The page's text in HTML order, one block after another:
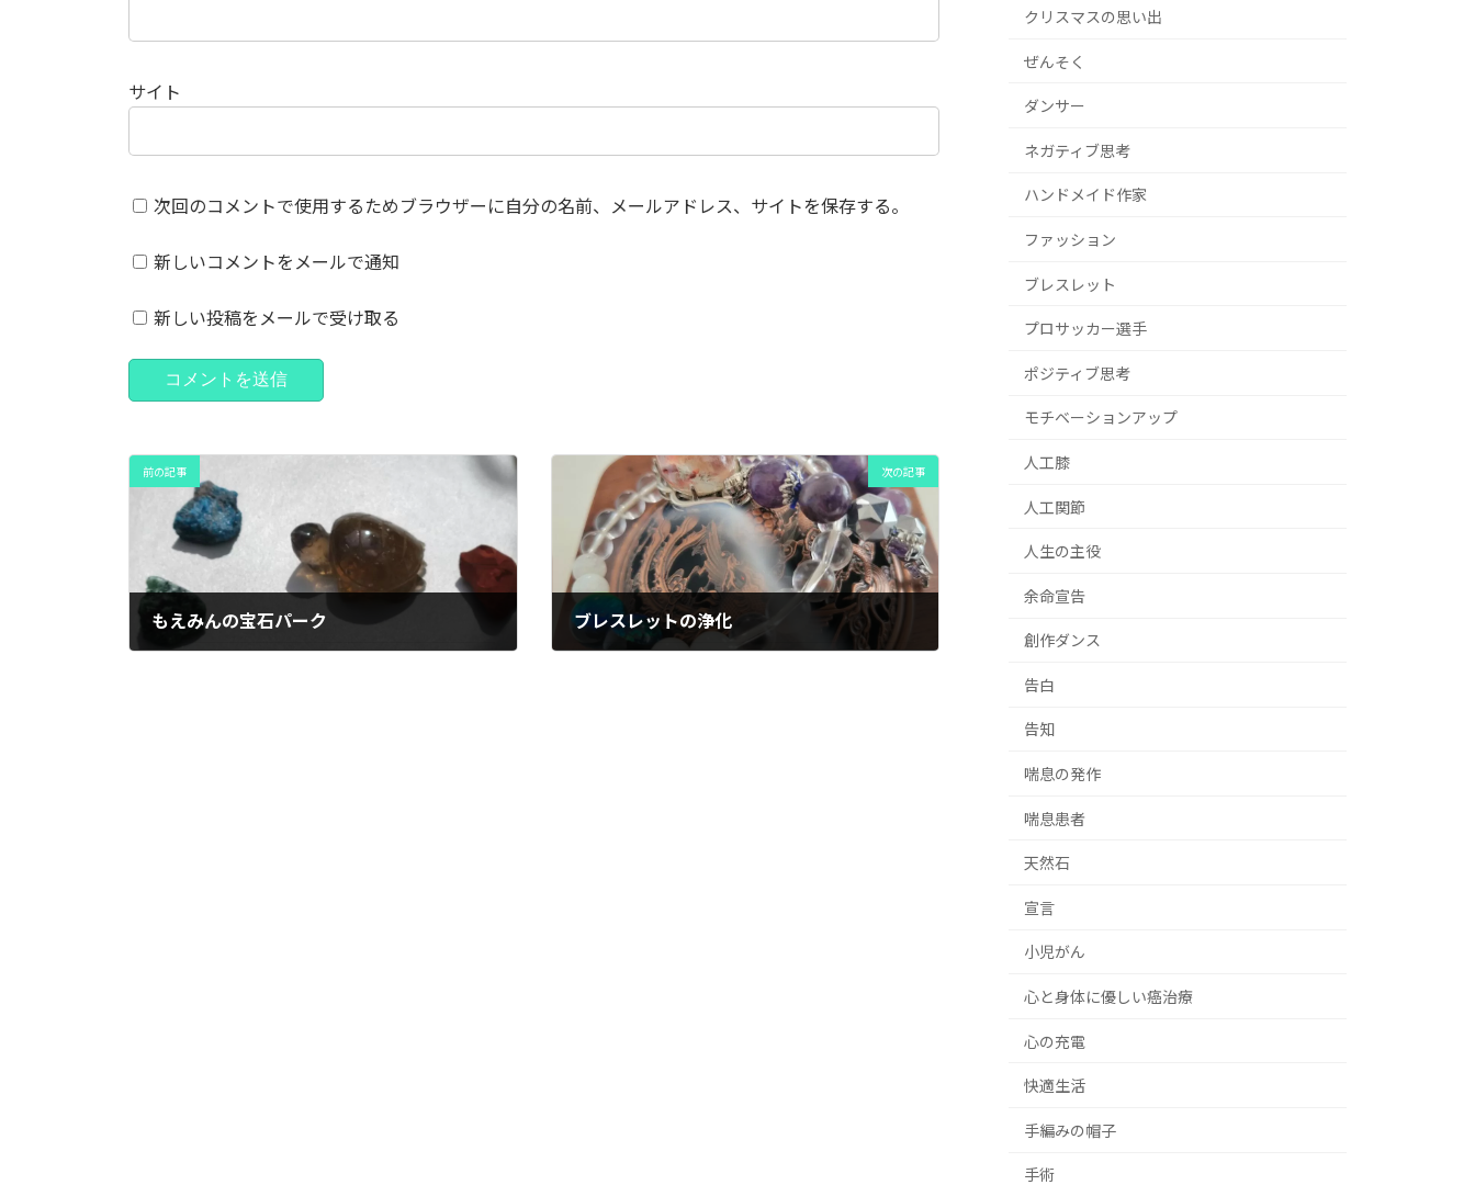
サイト
次回のコメントで使用するためブラウザーに自分の名前、メールアドレス、サイトを保存する。
新しいコメントをメールで通知
新しい投稿をメールで受け取る
前の記事
もえみんの宝石パーク
次の記事
ブレスレットの浄化
クリスマスの思い出
ぜんそく
ダンサー
ネガティブ思考
ハンドメイド作家
ファッション
ブレスレット
プロサッカー選手
ポジティブ思考
モチベーションアップ
人工膝
人工関節
人生の主役
余命宣告
創作ダンス
告白
告知
喘息の発作
喘息患者
天然石
宣言
小児がん
心と身体に優しい癌治療
心の充電
快適生活
手編みの帽子
手術